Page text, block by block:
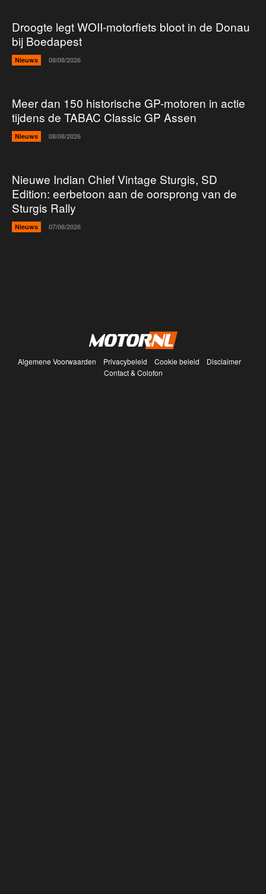
Droogte legt WOII-motorfiets bloot in de Donau
bij Boedapest
Nieuws 08/08/2026
Meer dan 150 historische GP-motoren in actie
tijdens de TABAC Classic GP Assen
Nieuws 08/08/2026
Nieuwe Indian Chief Vintage Sturgis, SD
Edition: eerbetoon aan de oorsprong van de
Sturgis Rally
Nieuws 07/08/2026
Algemene Voorwaarden Privacybeleid Cookie beleid
Disclaimer
Contact & Colofon